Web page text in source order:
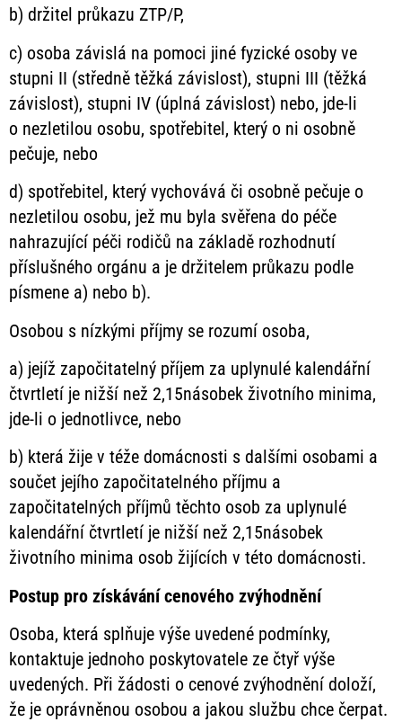
b) držitel průkazu ZTP/P,
c) osoba závislá na pomoci jiné fyzické osoby ve
stupni II (středně těžká závislost), stupni III (těžká
závislost), stupni IV (úplná závislost) nebo, jde-li
o nezletilou osobu, spotřebitel, který o ni osobně
pečuje, nebo
d) spotřebitel, který vychovává či osobně pečuje o
nezletilou osobu, jež mu byla svěřena do péče
nahrazující péči rodičů na základě rozhodnutí
příslušného orgánu a je držitelem průkazu podle
písmene a) nebo b).
Osobou s nízkými příjmy se rozumí osoba,
a) jejíž započitatelný příjem za uplynulé kalendářní
čtvrtletí je nižší než 2,15násobek životního minima,
jde-li o jednotlivce, nebo
b) která žije v téže domácnosti s dalšími osobami a
součet jejího započitatelného příjmu a
započitatelných příjmů těchto osob za uplynulé
kalendářní čtvrtletí je nižší než 2,15násobek
životního minima osob žijících v této domácnosti.
Postup pro získávání cenového zvýhodnění
Osoba, která splňuje výše uvedené podmínky,
kontaktuje jednoho poskytovatele ze čtyř výše
uvedených. Při žádosti o cenové zvýhodnění doloží,
že je oprávněnou osobou a jakou službu chce čerpat.